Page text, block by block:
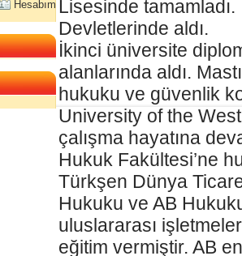
Hesabım Lisesinde
Devletlerinde aldı.
İkinci üniversite
alanlarında aldı.
hukuku ve güvenlik
University of the
çalışma hayatına
Hukuk Fakültesi’ne
Türkşen Dünya
Hukuku ve AB
uluslararası
eğitim vermiştir. AB